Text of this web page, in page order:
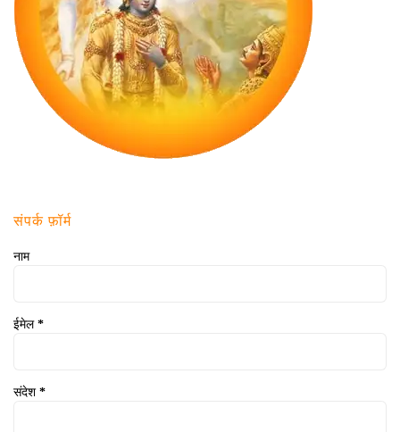
संपर्क फ़ॉर्म
नाम
ईमेल *
संदेश *